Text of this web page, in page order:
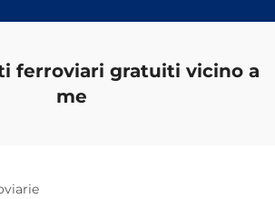
ferroviari gratuiti vicino a
me